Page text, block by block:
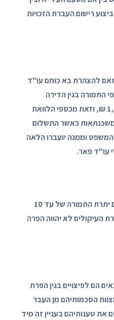
רישום העברת הזכויות
להצהרת בא כוחם עו"ד
התמורה בגין הדירה
שמסתכמת בסך של 1,200,000 ₪, וזאת מכספי הלוואת
כאשר התשלום
בית המשפט וממנה יועברו הלאה
מוסכם כי איחור בביצוע תשלום יתרת התמורה של עד 10
מיום הסרת העיקולים לא יהווה הפרה
הם לפיצויים בגין הפרת
ידי הנתבעת 1, ובמצוות הסכמותיהם מן העבר
את טענותיהם בעניין זה מיד